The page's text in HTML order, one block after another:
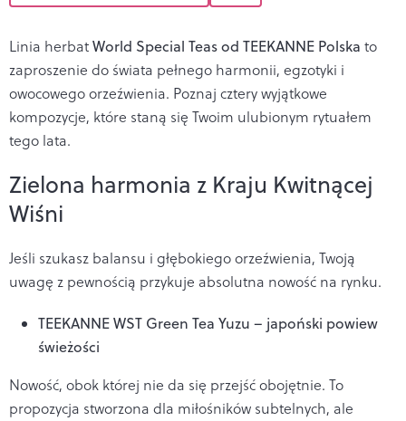
Linia herbatWorld Special Teas od TEEKANNE Polska to
zaproszenie do świata pełnego harmonii, egzotyki i
owocowego orzeźwienia. Poznaj cztery wyjątkowe
kompozycje, które staną się Twoim ulubionym rytuałem
tego lata.
Zielona harmonia z Kraju Kwitnącej
Wiśni
Jeśli szukasz balansu i głębokiego orzeźwienia, Twoją
uwagę z pewnością przykuje absolutna nowość na rynku.
TEEKANNE WST Green Tea Yuzu – japoński powiew
świeżości
Nowość, obok której nie da się przejść obojętnie. To
propozycja stworzona dla miłośników subtelnych, ale